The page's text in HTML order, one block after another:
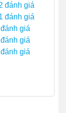
suất hoạt
đánh giá
đánh giá
đánh giá
đánh giá
đánh giá